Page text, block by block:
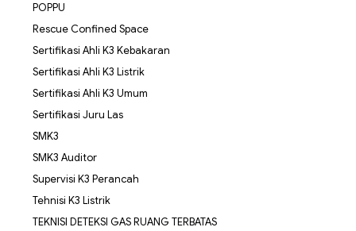
POPPU
Rescue Confined Space
Sertifikasi Ahli K3 Kebakaran
Sertifikasi Ahli K3 Listrik
Sertifikasi Ahli K3 Umum
Sertifikasi Juru Las
SMK3
SMK3 Auditor
Supervisi K3 Perancah
Tehnisi K3 Listrik
TEKNISI DETEKSI GAS RUANG TERBATAS